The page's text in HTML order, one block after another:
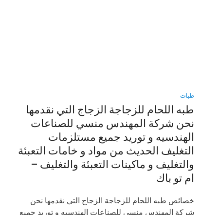
طبات
طبه اللحام للزجاجة الزجاج التي نقدمها
نحن شركة المهندس منسي للصناعات
الهندسيه و توريد جميع مستلزمات
التغليف الحديث من مواد و خامات التعبئة
والتغليف و ماكينات التعبئة والتغليف –
ام تو باك
خصائص طبه اللحام للزجاجة الزجاج التي نقدمها نحن
شركة المهندس منسي للصناعات الهندسيه و توريد جميع